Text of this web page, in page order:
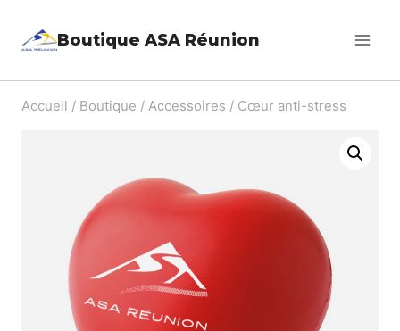
Boutique ASA Réunion
Accueil / Boutique / Accessoires / Cœur anti-stress